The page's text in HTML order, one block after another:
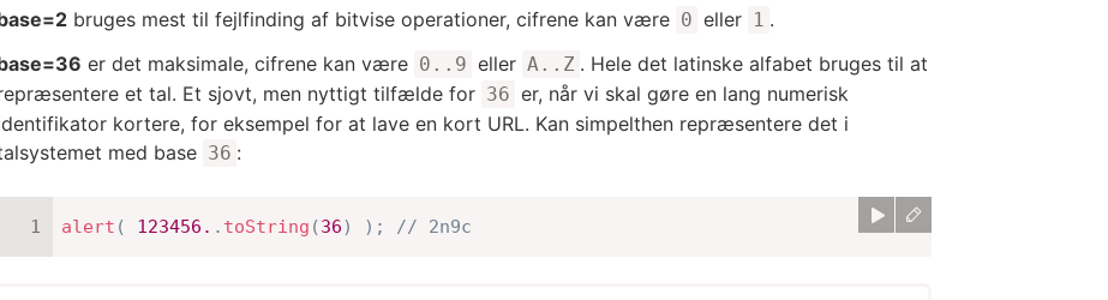
bruges mest til fejlfinding af bitvise operationer, cifrene kan være 0 eller 1 .
er det maksimale, cifrene kan være 0..9 eller A..Z . Hele det latinske alfabet bruges til at
et tal. Et sjovt, men nyttigt tilfælde for 36 er, når vi skal gøre en lang numerisk
kortere, for eksempel for at lave en kort URL. Kan simpelthen repræsentere det i
med base 36 :
alert ( 123456. . toString (36) ) ; // 2n9c